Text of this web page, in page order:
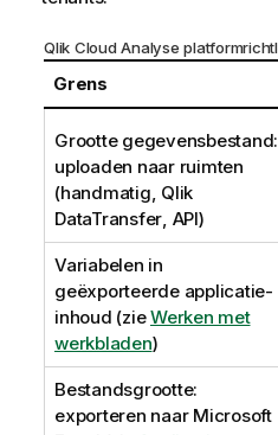
Qlik Cloud Analyse
Grens
Grootte gegevensbestand:
uploaden naar ruimten
(handmatig, Qlik
DataTransfer, API)
Variabelen in
geëxporteerde applicatie-
inhoud (zieWerken met
werkbladen)
Bestandsgrootte:
exporteren naar Microsoft